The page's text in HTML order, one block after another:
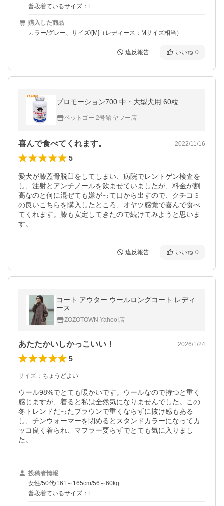
普段着ているサイズ：L
購入した商品
カラー/グレー、サイズ/[M]（レディース：Mサイズ相当）
違反報告 いいね 0
プロモーション700 中・大型犬用 60粒
ペットゴー 2号館 ヤフー店
喜んで食べてくれます。 2022/11/16
5
愛犬が膝蓋骨脱臼をしてしまい、病院でレントゲン検査を
し、注射とアンチノールを飲ませていましたが、料金が割
高なのと何に混ぜても嫌がって口から出すので、クチコミ
の良いこちらを購入したところ、オヤツ感覚で喜んで食べ
てくれます。膝も安定してきたので続けてみようと思いま
す。
違反報告 いいね 0
コート アウター ウールロングコート レディ
ース
ZOZOTOWN Yahoo!店
あたたかいしかっこいい！ 2026/1/24
5
サイズ ： ちょうどよい
ウール98%でとても暖かいです。ウールなので持つと重く
感じますが、着ると私は全然気になりませんでした。この
冬トレンドだったブラウンで重くならずに抜け感もある
し、チンウォーマーを閉めるとスタンドカラーになってカ
ッコ良く着られ、マフラー要らずでとても気に入りまし
た。
投稿者情報
女性/50代/161～165cm/56～60kg
普段着ているサイズ：L